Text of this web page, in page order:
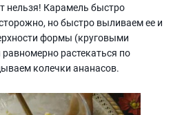
нельзя! Карамель быстро
но быстро выливаем ее и
формы (круговыми
растекаться по
колечки ананасов.